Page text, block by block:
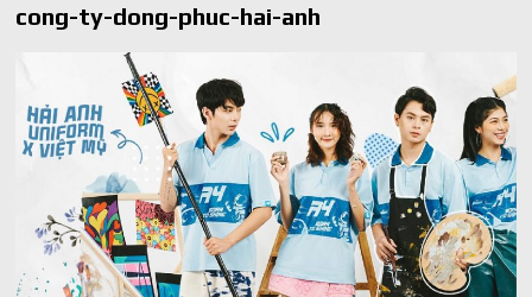
Quà cá nhân hóa: vì sao món làm riêng luôn ghi điểm
AI trong doanh nghiệp: Phân biệt RPA, workflow và AI agent
Ứng dụng AI trong doanh nghiệp để cắt giảm chi phí vận hành
Ứng dụng AI cho chăm sóc khách hàng giúp web phản hồi
24/7
cong-ty-dong-phuc-hai-anh